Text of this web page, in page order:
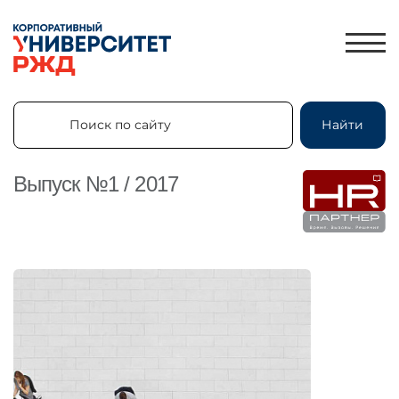
Найти
НОВОСТИ
Поиск по сайту Найти
Выпуск №1 / 2017